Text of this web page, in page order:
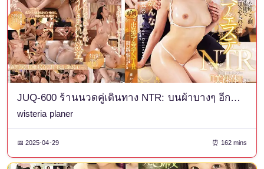
JUQ-600 ร้านนวดคู่เดินทาง NTR: บนผ้าบางๆ อีกด้าน ภรรยาของผมถูกพาไปสู่จุดสุดยอดด้วยการบำบัดแบบลามก โดย Kanna Fuji
wisteria planer
📅 2025-04-29 ⏰ 162 mins